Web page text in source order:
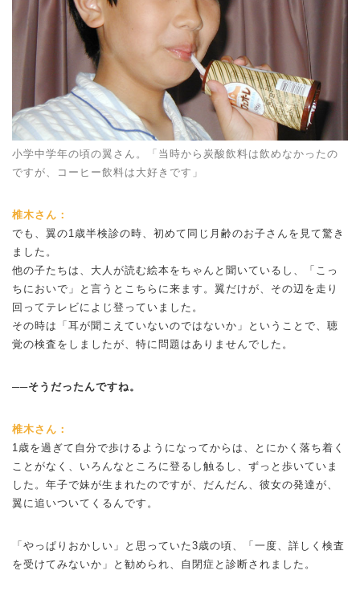
小学中学年の頃の翼さん。「当時から炭酸飲料は飲めなかったの
ですが、コーヒー飲料は大好きです」
椎木さん：
でも、翼の1歳半検診の時、初めて同じ月齢のお子さんを見て驚き
ました。
他の子たちは、大人が読む絵本をちゃんと聞いているし、「こっ
ちにおいで」と言うとこちらに来ます。翼だけが、その辺を走り
回ってテレビによじ登っていました。
その時は「耳が聞こえていないのではないか」ということで、聴
覚の検査をしましたが、特に問題はありませんでした。
──そうだったんですね。
椎木さん：
1歳を過ぎて自分で歩けるようになってからは、とにかく落ち着く
ことがなく、いろんなところに登るし触るし、ずっと歩いていま
した。年子で妹が生まれたのですが、だんだん、彼女の発達が、
翼に追いついてくるんです。
「やっぱりおかしい」と思っていた3歳の頃、「一度、詳しく検査
を受けてみないか」と勧められ、自閉症と診断されました。